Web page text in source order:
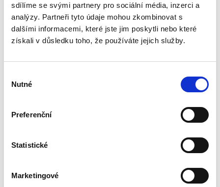
sdílíme se svými partnery pro sociální média, inzerci a
analýzy. Partneři tyto údaje mohou zkombinovat s
dalšími informacemi, které jste jim poskytli nebo které
získali v důsledku toho, že používáte jejich služby.
souhlasu
Nutné
Preferenční
Statistické
Marketingové
Exekuční řízení.
Civilní proces z
990,00 Kč
která by se věnovala ucelenému výkladu